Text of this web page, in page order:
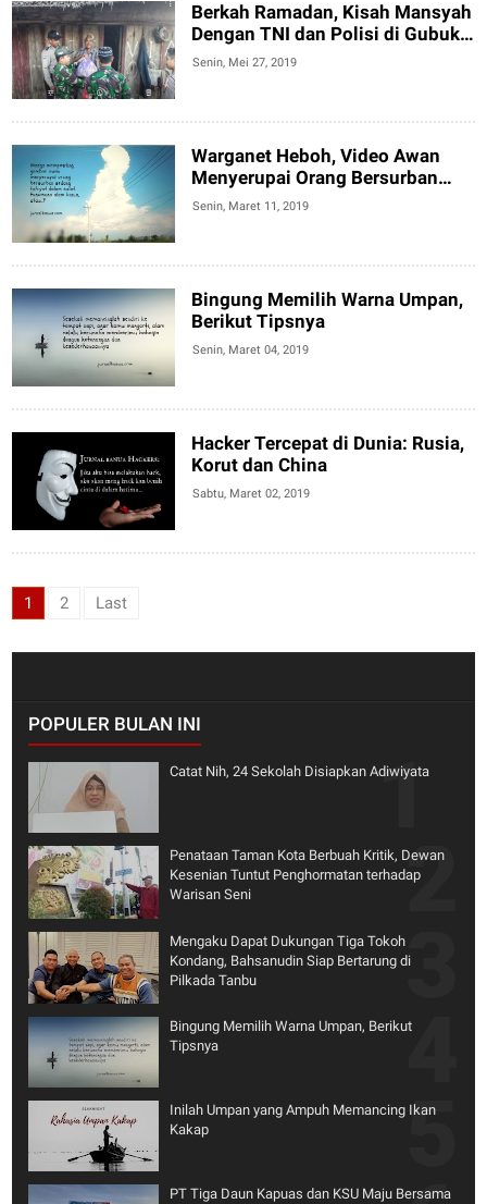
Berkah Ramadan, Kisah Mansyah
Dengan TNI dan Polisi di Gubuk
Tua
Senin, Mei 27, 2019
Warganet Heboh, Video Awan
Menyerupai Orang Bersurban
Salat di Puncak Haul Sekumpul
Senin, Maret 11, 2019
Bingung Memilih Warna Umpan,
Berikut Tipsnya
Senin, Maret 04, 2019
Hacker Tercepat di Dunia: Rusia,
Korut dan China
Sabtu, Maret 02, 2019
1 2 Last
POPULER BULAN INI
Catat Nih, 24 Sekolah Disiapkan Adiwiyata
Penataan Taman Kota Berbuah Kritik, Dewan
Kesenian Tuntut Penghormatan terhadap
Warisan Seni
Mengaku Dapat Dukungan Tiga Tokoh
Kondang, Bahsanudin Siap Bertarung di
Pilkada Tanbu
Bingung Memilih Warna Umpan, Berikut
Tipsnya
Inilah Umpan yang Ampuh Memancing Ikan
Kakap
PT Tiga Daun Kapuas dan KSU Maju Bersama